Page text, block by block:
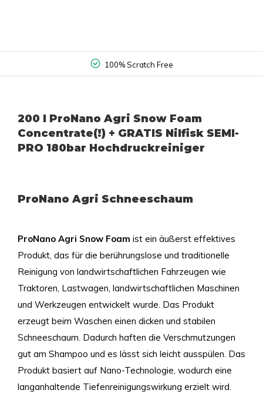
100% Scratch Free
200 l ProNano Agri Snow Foam
Concentrate(!) + GRATIS Nilfisk SEMI-
PRO 180bar Hochdruckreiniger
ProNano Agri Schneeschaum
ProNano Agri Snow Foam ist ein äußerst effektives
Produkt, das für die berührungslose und traditionelle
Reinigung von landwirtschaftlichen Fahrzeugen wie
Traktoren, Lastwagen, landwirtschaftlichen Maschinen
und Werkzeugen entwickelt wurde. Das Produkt
erzeugt beim Waschen einen dicken und stabilen
Schneeschaum. Dadurch haften die Verschmutzungen
gut am Shampoo und es lässt sich leicht ausspülen. Das
Produkt basiert auf Nano-Technologie, wodurch eine
langanhaltende Tiefenreinigungswirkung erzielt wird.